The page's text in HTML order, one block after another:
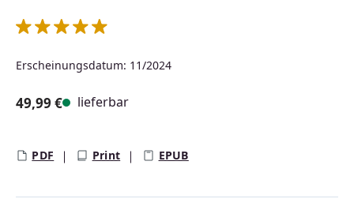
Erscheinungsdatum: 11/2024
49,99 € lieferbar
PDF Print EPUB